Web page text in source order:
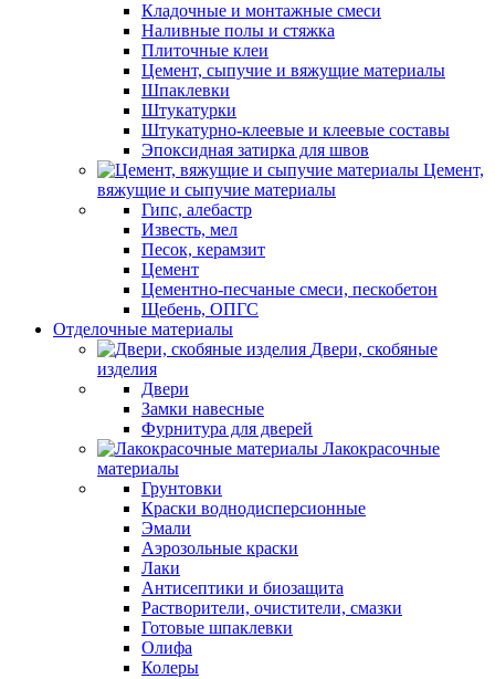
Кладочные и монтажные смеси
Наливные полы и стяжка
Плиточные клеи
Цемент, сыпучие и вяжущие материалы
Шпаклевки
Штукатурки
Штукатурно-клеевые и клеевые составы
Эпоксидная затирка для швов
Цемент,
вяжущие и сыпучие материалы
Гипс, алебастр
Известь, мел
Песок, керамзит
Цемент
Цементно-песчаные смеси, пескобетон
Щебень, ОПГС
Отделочные материалы
Двери, скобяные
изделия
Двери
Замки навесные
Фурнитура для дверей
Лакокрасочные
материалы
Грунтовки
Краски воднодисперсионные
Эмали
Аэрозольные краски
Лаки
Антисептики и биозащита
Растворители, очистители, смазки
Готовые шпаклевки
Олифа
Колеры